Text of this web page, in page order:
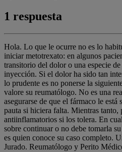
1 respuesta
Hola. Lo que le ocurre no es lo
iniciar metotrexato: en algunos
transitorio del dolor o una especie
inyección. Si el dolor ha sido tan
lo prudente es no ponerse la
valore su reumatólogo. No es una
asegurarse de que el fármaco le
pauta si hiciera falta. Mientras tanto,
antiinflamatorios si los tolera. En
sobre continuar o no debe tomarla
es quien conoce su caso completo.
Jurado. Reumatólogo y Perito